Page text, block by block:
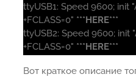
ttyUSB1: Speed 9600; init
+FCLASS=0" ***HERE***
ttyUSB2: Speed 9600; init
+FCLASS=0" ***HERE***
Вот краткое описание